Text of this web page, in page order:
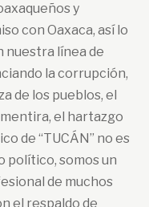
y
con Oaxaca, así lo
nuestra línea de
la corrupción,
de los pueblos, el
el hartazgo
de “TUCÁN” no es
político, somos un
de muchos
el respaldo de